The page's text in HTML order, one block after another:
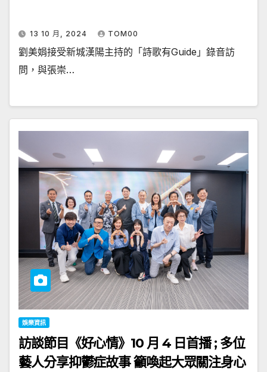
13 10 月, 2024 TOM00
劉美娟接受新城漢陽主持的「詩歌有Guide」錄音訪
問，與張崇…
娛樂資訊
訪談節目《好心情》10 月 4 日首播 ; 多位
藝人分享抑鬱症故事 籲喚起大眾關注身心